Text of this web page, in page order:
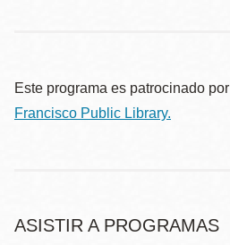
Este programa es patrocinado por
Francisco Public Library.
ASISTIR A PROGRAMAS